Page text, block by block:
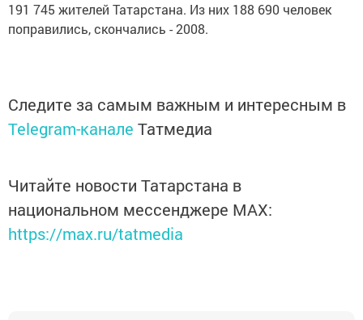
191 745 жителей Татарстана. Из них 188 690 человек
поправились, скончались - 2008.
Следите за самым важным и интересным в
Telegram-канале Татмедиа
Читайте новости Татарстана в
национальном мессенджере MАХ:
https://max.ru/tatmedia